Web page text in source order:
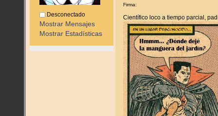
Desconectado
Mostrar Mensajes
Mostrar Estadísticas
Firma:
Científico loco a tiempo parcial,